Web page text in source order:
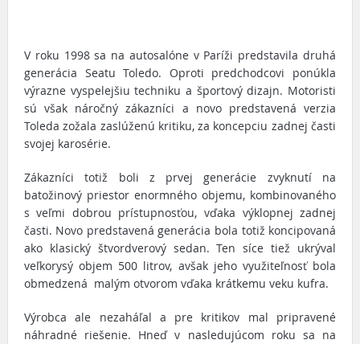
V roku 1998 sa na autosalóne v Paríži predstavila druhá
generácia Seatu Toledo. Oproti predchodcovi ponúkla
výrazne vyspelejšiu techniku a športový dizajn. Motoristi
sú však náročný zákazníci a novo predstavená verzia
Toleda zožala zaslúženú kritiku, za koncepciu zadnej časti
svojej karosérie.
Zákazníci totiž boli z prvej generácie zvyknutí na
batožinový priestor enormného objemu, kombinovaného
s veľmi dobrou prístupnosťou, vďaka výklopnej zadnej
časti. Novo predstavená generácia bola totiž koncipovaná
ako klasický štvordverový sedan. Ten síce tiež ukrýval
veľkorysý objem 500 litrov, avšak jeho využiteľnosť bola
obmedzená malým otvorom vďaka krátkemu veku kufra.
Výrobca ale nezaháľal a pre kritikov mal pripravené
náhradné riešenie. Hneď v nasledujúcom roku sa na